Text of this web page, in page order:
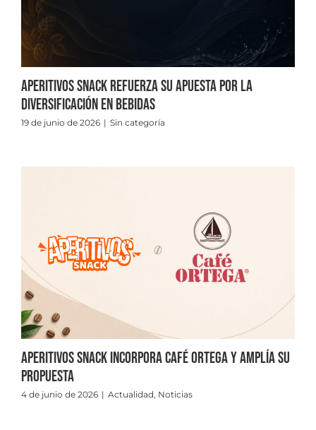
Aperitivos Snack refuerza su apuesta por la
diversificación en bebidas
19 de junio de 2026 | Sin categoría
Aperitivos Snack incorpora Café Ortega y amplía su
propuesta
4 de junio de 2026 | Actualidad, Noticias